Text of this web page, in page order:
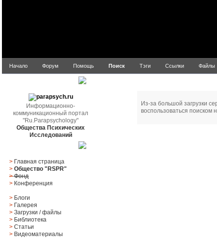
Начало Форум Помощь Поиск Тэги Ссылки Файлы
Информационно-
коммуникационный портал
"Ru.Parapsychology"
Общества Психических
Исследований
> Главная страница
> Общество "RSPR"
> Фонд
> Конференция
> Блоги
> Галерея
> Загрузки/файлы
> Библиотека
> Статьи
> Видеоматериалы
Из-за большой загрузки
воспользоваться поиском